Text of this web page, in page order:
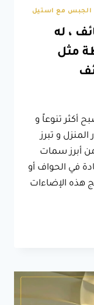
الجبس مع استيل
، له
مثل
أكثر تنوعاً و
و تبرز
أبرز سمات
في الحواف أو
هذه الإضاءات